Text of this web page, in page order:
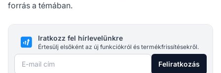
forrás a témában.
Iratkozz fel hírlevelünkre
Értesülj elsőként az új funkciókról és termékfrissítésekről.
E-mail cím Feliratkozás